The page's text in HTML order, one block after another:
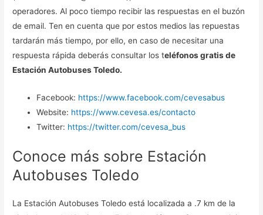
operadores. Al poco tiempo recibir las respuestas en el buzón
de email. Ten en cuenta que por estos medios las repuestas
tardarán más tiempo, por ello, en caso de necesitar una
respuesta rápida deberás consultar los teléfonos gratis de
Estación Autobuses Toledo.
Facebook: https://www.facebook.com/cevesabus
Website: https://www.cevesa.es/contacto
Twitter: https://twitter.com/cevesa_bus
Conoce más sobre Estación
Autobuses Toledo
La Estación Autobuses Toledo está localizada a .7 km de la